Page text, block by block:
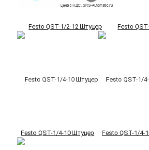
Festo QST-1/2-12 Штуцер Festo
Festo QST-1/4-10 Штуцер Festo QST-1/4-